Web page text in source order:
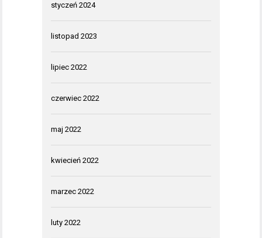
styczeń 2024
listopad 2023
lipiec 2022
czerwiec 2022
maj 2022
kwiecień 2022
marzec 2022
luty 2022